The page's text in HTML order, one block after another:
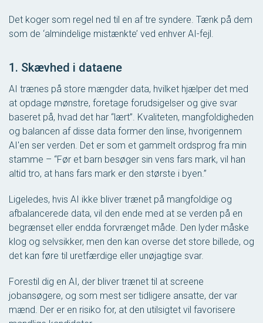
Det koger som regel ned til en af tre syndere. Tænk på dem
som de ‘almindelige mistænkte’ ved enhver AI-fejl.
1. Skævhed i dataene
AI trænes på store mængder data, hvilket hjælper det med
at opdage mønstre, foretage forudsigelser og give svar
baseret på, hvad det har “lært”. Kvaliteten, mangfoldigheden
og balancen af disse data former den linse, hvorigennem
AI'en ser verden. Det er som et gammelt ordsprog fra min
stamme – “Før et barn besøger sin vens fars mark, vil han
altid tro, at hans fars mark er den største i byen.”
Ligeledes, hvis AI ikke bliver trænet på mangfoldige og
afbalancerede data, vil den ende med at se verden på en
begrænset eller endda forvrænget måde. Den lyder måske
klog og selvsikker, men den kan overse det store billede, og
det kan føre til uretfærdige eller unøjagtige svar.
Forestil dig en AI, der bliver trænet til at screene
jobansøgere, og som mest ser tidligere ansatte, der var
mænd. Der er en risiko for, at den utilsigtet vil favorisere